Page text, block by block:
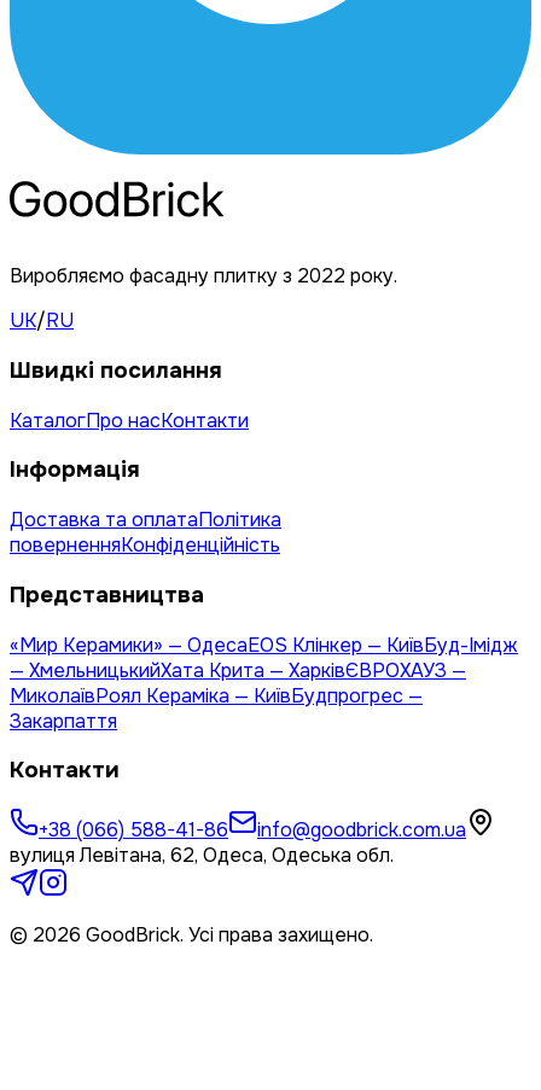
Виробляємо фасадну плитку з 2022 року.
UK/RU
Швидкі посилання
КаталогПро насКонтакти
Інформація
Доставка та оплатаПолітика
поверненняКонфіденційність
Представництва
«Мир Керамики» — ОдесаEOS Клінкер — КиївБуд-Імідж
— ХмельницькийХата Крита — ХарківЄВРОХАУЗ —
МиколаївРоял Кераміка — КиївБудпрогрес —
Закарпаття
Контакти
+38 (066) 588-41-86
info@goodbrick.com.ua
вулиця Левітана, 62, Одеса, Одеська обл.
© 2026 GoodBrick. Усі права захищено.